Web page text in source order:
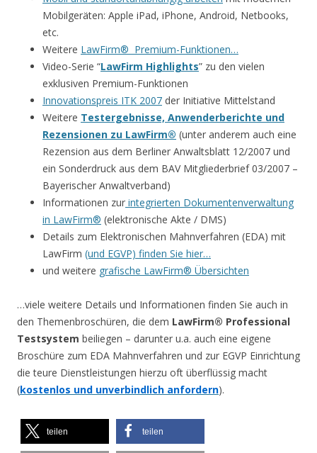
Mobilgeräten: Apple iPad, iPhone, Android, Netbooks,
etc.
Weitere LawFirm® Premium-Funktionen…
Video-Serie “LawFirm Highlights” zu den vielen
exklusiven Premium-Funktionen
Innovationspreis ITK 2007 der Initiative Mittelstand
Weitere Testergebnisse, Anwenderberichte und
Rezensionen zu LawFirm® (unter anderem auch eine
Rezension aus dem Berliner Anwaltsblatt 12/2007 und
ein Sonderdruck aus dem BAV Mitgliederbrief 03/2007 –
Bayerischer Anwaltverband)
Informationen zur integrierten Dokumentenverwaltung
in LawFirm® (elektronische Akte / DMS)
Details zum Elektronischen Mahnverfahren (EDA) mit
LawFirm (und EGVP) finden Sie hier…
und weitere grafische LawFirm® Übersichten
…viele weitere Details und Informationen finden Sie auch in
den Themenbroschüren, die dem LawFirm® Professional
Testsystem beiliegen – darunter u.a. auch eine eigene
Broschüre zum EDA Mahnverfahren und zur EGVP Einrichtung
die teure Dienstleistungen hierzu oft überflüssig macht
(kostenlos und unverbindlich anfordern).
teilen teilen